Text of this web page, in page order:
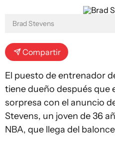
Brad Stevens
Compartir
El puesto de entrenador
tiene dueño después que
sorpresa con el anuncio
Stevens, un joven de 36
NBA, que llega del